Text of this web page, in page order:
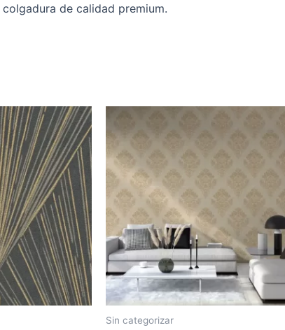
de calidad premium.
Sin categorizar